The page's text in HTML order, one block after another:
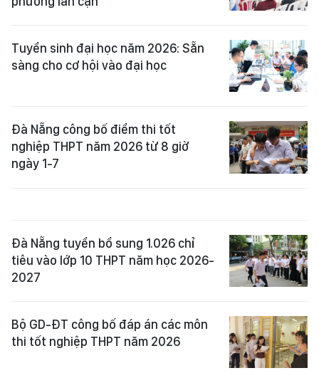
Tuyển sinh đại học năm 2026: Sẵn
sàng cho cơ hội vào đại học
Đà Nẵng công bố điểm thi tốt
nghiệp THPT năm 2026 từ 8 giờ
ngày 1-7
Đà Nẵng tuyển bổ sung 1.026 chỉ
tiêu vào lớp 10 THPT năm học 2026-
2027
Bộ GD-ĐT công bố đáp án các môn
thi tốt nghiệp THPT năm 2026